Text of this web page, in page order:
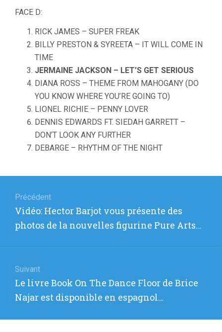
FACE D:
RICK JAMES – SUPER FREAK
BILLY PRESTON & SYREETA – IT WILL COME IN
TIME
JERMAINE JACKSON – LET’S GET SERIOUS
DIANA ROSS – THEME FROM MAHOGANY (DO
YOU KNOW WHERE YOU’RE GOING TO)
LIONEL RICHIE – PENNY LOVER
DENNIS EDWARDS FT. SIEDAH GARRETT –
DON’T LOOK ANY FURTHER
DEBARGE – RHYTHM OF THE NIGHT
de
l’article
Précédent
Article
précédent
Vidéo: Hector Barjot vous présente des
photos de la nouvelles figurine Pure Arts…
Suivant
Article
suivant
Le livre Book On The Dance Floor de Brice
Najar est disponible en espagnol…